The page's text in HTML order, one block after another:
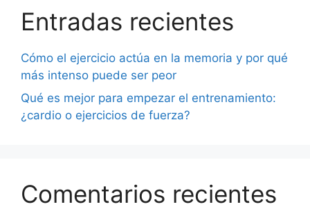
Entradas recientes
Cómo el ejercicio actúa en la memoria y por qué
más intenso puede ser peor
Qué es mejor para empezar el entrenamiento:
¿cardio o ejercicios de fuerza?
Comentarios recientes